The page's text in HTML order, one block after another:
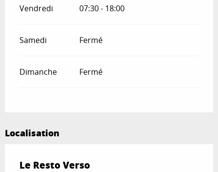
Vendredi 07:30 - 18:00
Samedi Fermé
Dimanche Fermé
Localisation
Le Resto Verso